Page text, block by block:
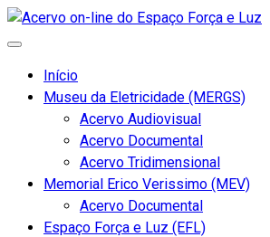
Início
Museu da Eletricidade (MERGS)
Acervo Audiovisual
Acervo Documental
Acervo Tridimensional
Memorial Erico Verissimo (MEV)
Acervo Documental
Espaço Força e Luz (EFL)